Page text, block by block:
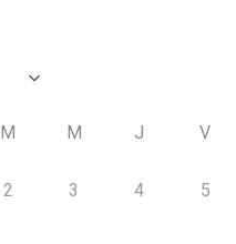
M M J V
2 3 4 5